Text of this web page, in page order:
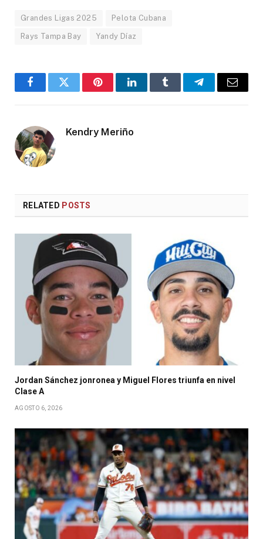
Grandes Ligas 2025 Pelota Cubana
Rays Tampa Bay Yandy Díaz
FacebookTwitter PinterestLinkedInTumblr TelegramEmail
Kendry Meriño
RELATED POSTS
Jordan Sánchez jonronea y Miguel Flores triunfa en nivel
Clase A
AGOSTO 6, 2026